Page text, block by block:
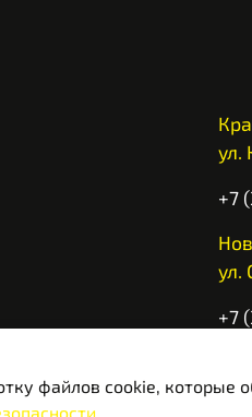
ул.
+7
ул.
+7
файлов cookie, которые